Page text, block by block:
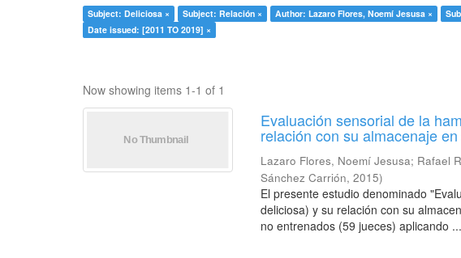
Subject: Deliciosa × Subject: Relación × Author: Lazaro Flores, Noemí Jesusa ×
Date issued: [2011 TO 2019] ×
Now showing items 1-1 of 1
Evaluación sensorial de la
relación con su almacenaje
Lazaro Flores, Noemí Jesusa; Rafael
Sánchez Carrión,2015)
El presente estudio denominado
deliciosa) y su relación con su
no entrenados (59 jueces) aplicando ...